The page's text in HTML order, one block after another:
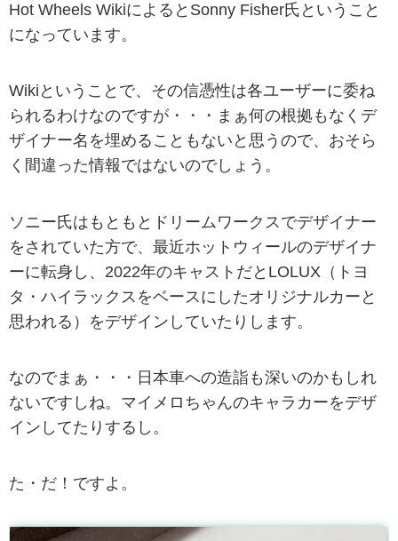
Hot Wheels WikiによるとSonny Fisher氏ということ
になっています。
Wikiということで、その信憑性は各ユーザーに委ね
られるわけなのですが・・・まぁ何の根拠もなくデ
ザイナー名を埋めることもないと思うので、おそら
く間違った情報ではないのでしょう。
ソニー氏はもともとドリームワークスでデザイナー
をされていた方で、最近ホットウィールのデザイナ
ーに転身し、2022年のキャストだとLOLUX（トヨ
タ・ハイラックスをベースにしたオリジナルカーと
思われる）をデザインしていたりします。
なのでまぁ・・・日本車への造詣も深いのかもしれ
ないですしね。マイメロちゃんのキャラカーをデザ
インしてたりするし。
た・だ！ですよ。